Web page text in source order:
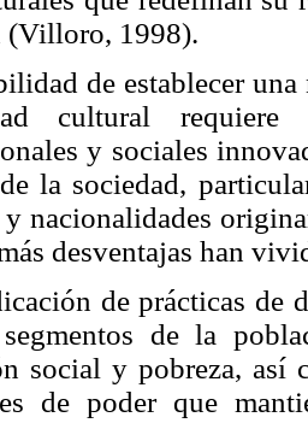
(Villoro, 1998).
de establecer
cultural
y sociales
la sociedad,
nacionalidades
desventajas han
de prácticas de
de la
social y pobreza, así
de poder que